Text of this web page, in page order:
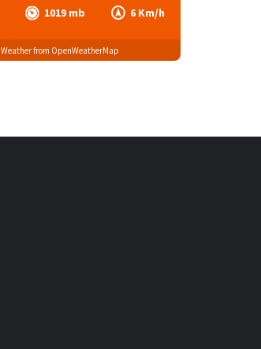
1019 mb 6 Km/h
Weather from OpenWeatherMap